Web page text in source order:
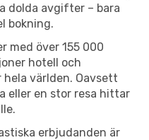
dolda avgifter – bara
bokning.
med över 155 000
hotell och
världen. Oavsett
eller en stor resa hittar
erbjudanden är